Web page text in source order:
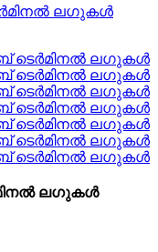
ലഗുകൾ